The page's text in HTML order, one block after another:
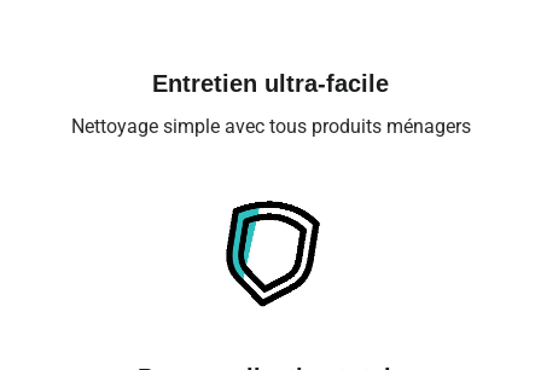
Entretien ultra-facile
Nettoyage simple avec tous produits ménagers